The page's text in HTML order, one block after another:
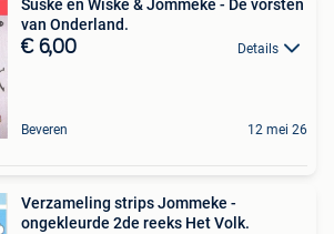
Suske en Wiske & Jommeke - De vorsten
van Onderland.
€ 6,00 Details
Beveren 12 mei 26
Verzameling strips Jommeke -
ongekleurde 2de reeks Het Volk.